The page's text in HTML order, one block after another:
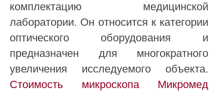
комплектацию медицинской
лаборатории. Он относится к категории
оптического оборудования и
предназначен для многократного
увеличения исследуемого объекта.
Стоимость микроскопа Микромед